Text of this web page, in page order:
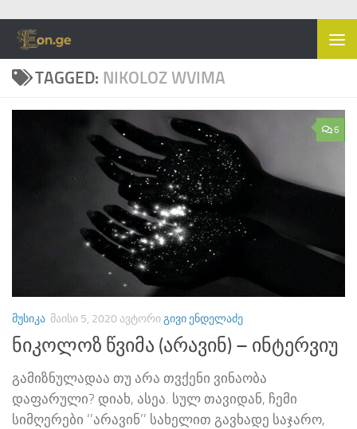
Skip to content
TAGGED: NIKOLOZ WVIMA
6
ᲛᲣᲡᲘᲙᲐ ᲛᲐᲘᲡᲘ 5, 2020 ᲐᲕᲢᲝᲠᲘᲒᲘᲕᲘ ᲔᲜᲓᲔᲚᲐᲫᲔ
ნიკოლოზ წვიმა (არავინ) – ინტერვიუ
გამიზნულადაა თუ არა თვქენი ვინაობა
დაფარული? დიახ, ასეა. სულ თავიდან, ჩემი
სიმღერები ‘’არავინ’’ სახელით გავხადე საჯარო,